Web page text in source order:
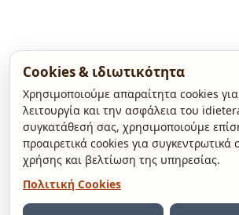
Cookies & ιδιωτικότητα
Χρησιμοποιούμε απαραίτητα cookies
λειτουργία και την ασφάλεια του
συγκατάθεσή σας, χρησιμοποιούμε
προαιρετικά cookies για συγκεντρωτικά
χρήσης και βελτίωση της υπηρεσίας.
Πολιτική Cookies